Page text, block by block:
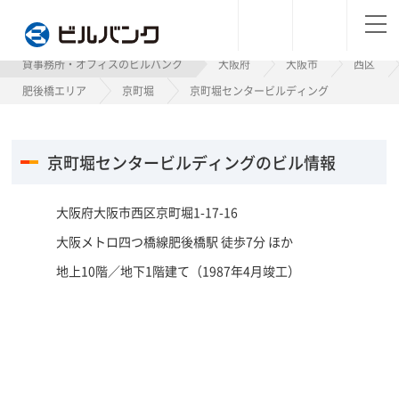
ビルバンク
貸事務所・オフィスのビルバンク 大阪府 大阪市
西区
肥後橋エリア
京町堀 京町堀センタービルディング
京町堀センタービルディングのビル情報
大阪府大阪市西区京町堀1-17-16
大阪メトロ四つ橋線肥後橋駅 徒歩7分 ほか
地上10階／地下1階建て（1987年4月竣工）